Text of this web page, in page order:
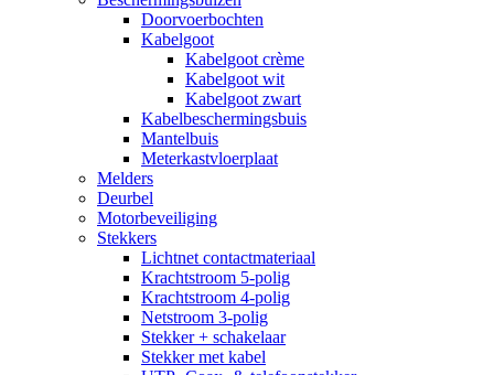
Doorvoerbochten
Kabelgoot
Kabelgoot crème
Kabelgoot wit
Kabelgoot zwart
Kabelbeschermingsbuis
Mantelbuis
Meterkastvloerplaat
Melders
Deurbel
Motorbeveiliging
Stekkers
Lichtnet contactmateriaal
Krachtstroom 5-polig
Krachtstroom 4-polig
Netstroom 3-polig
Stekker + schakelaar
Stekker met kabel